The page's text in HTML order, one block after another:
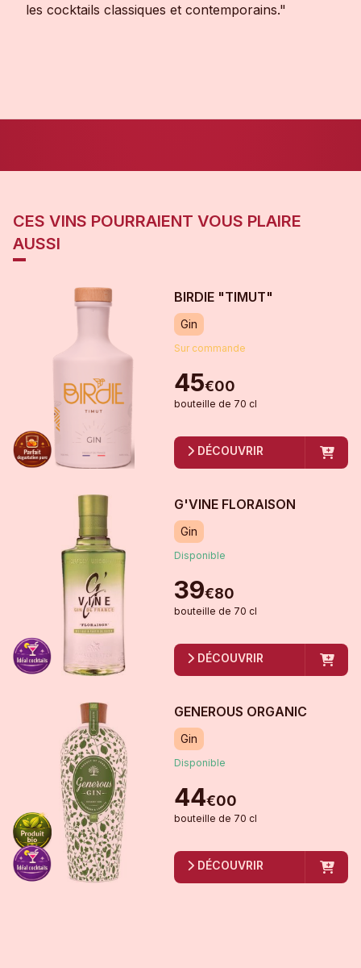
les cocktails classiques et contemporains."
CES VINS POURRAIENT VOUS PLAIRE
AUSSI
BIRDIE "TIMUT"
Gin
Sur commande
45€00
bouteille de 70 cl
DÉCOUVRIR
G'VINE FLORAISON
Gin
Disponible
39€80
bouteille de 70 cl
DÉCOUVRIR
GENEROUS ORGANIC
Gin
Disponible
44€00
bouteille de 70 cl
DÉCOUVRIR